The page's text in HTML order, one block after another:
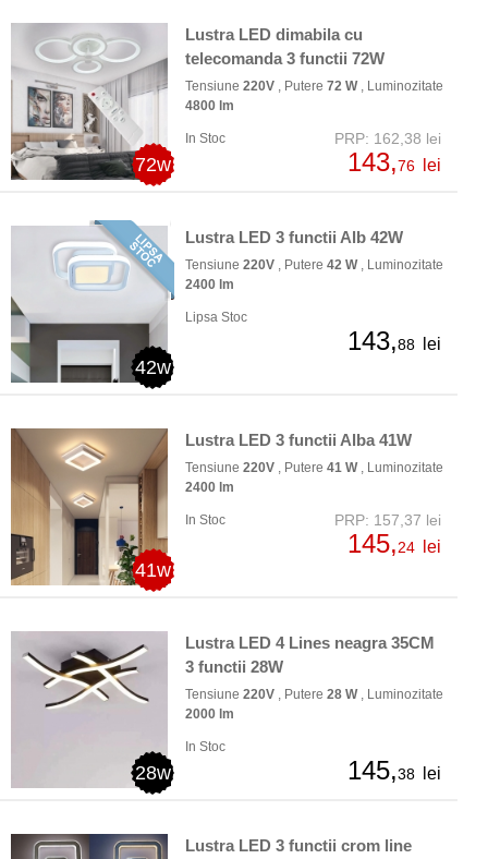
72w
Lustra LED dimabila cu
telecomanda 3 functii 72W
Tensiune 220V , Putere 72 W, Luminozitate
4800 lm
In Stoc PRP: 162,38 lei
143,76 lei
42w
Lustra LED 3 functii Alb 42W
Tensiune 220V , Putere 42 W, Luminozitate
2400 lm
Lipsa Stoc
143,88 lei
41w
Lustra LED 3 functii Alba 41W
Tensiune 220V , Putere 41 W, Luminozitate
2400 lm
In Stoc PRP: 157,37 lei
145,24 lei
28w
Lustra LED 4 Lines neagra 35CM
3 functii 28W
Tensiune 220V , Putere 28 W, Luminozitate
2000 lm
In Stoc
145,38 lei
Lustra LED 3 functii crom line